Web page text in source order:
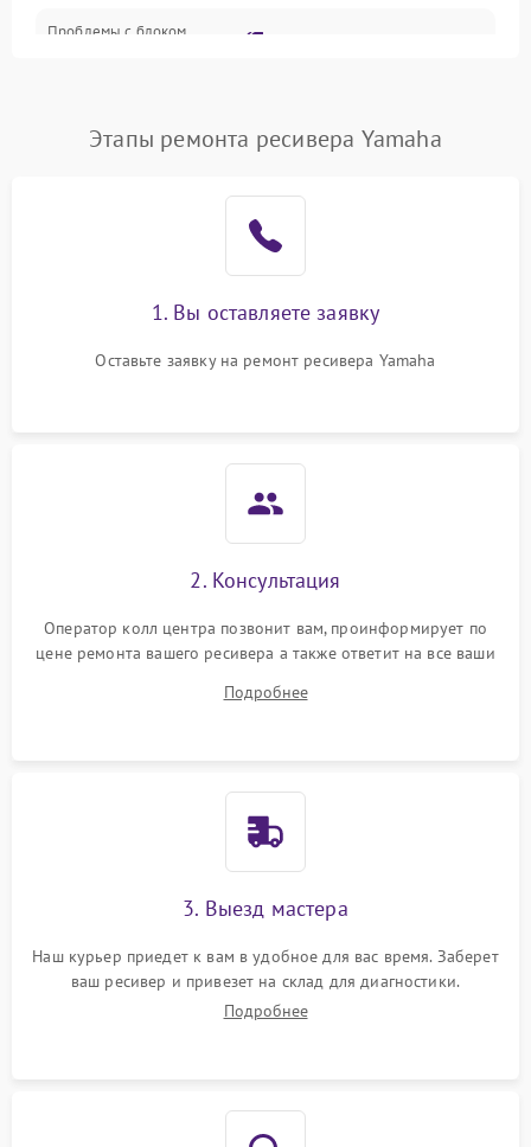
Проблемы с блоком
Этапы ремонта ресивера Yamaha
1. Вы оставляете заявку
Оставьте заявку на ремонт ресивера Yamaha
2. Консультация
Оператор колл центра позвонит вам, проинформирует по
цене ремонта вашего ресивера а также ответит на все ваши
Подробнее
3. Выезд мастера
Наш курьер приедет к вам в удобное для вас время. Заберет
ваш ресивер и привезет на склад для диагностики.
Подробнее